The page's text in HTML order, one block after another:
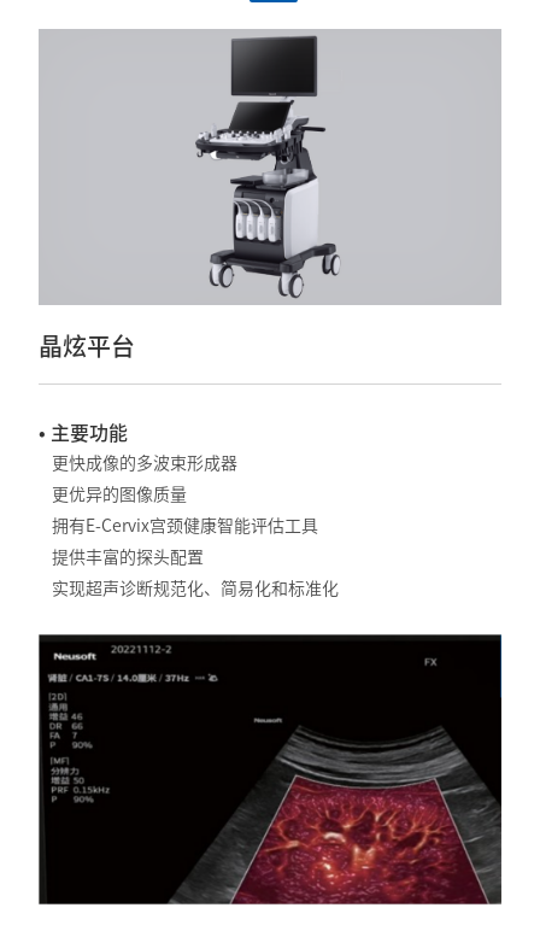
晶炫平台
• 主要功能
更快成像的多波束形成器
更优异的图像质量
拥有E-Cervix宫颈健康智能评估工具
提供丰富的探头配置
实现超声诊断规范化、简易化和标准化